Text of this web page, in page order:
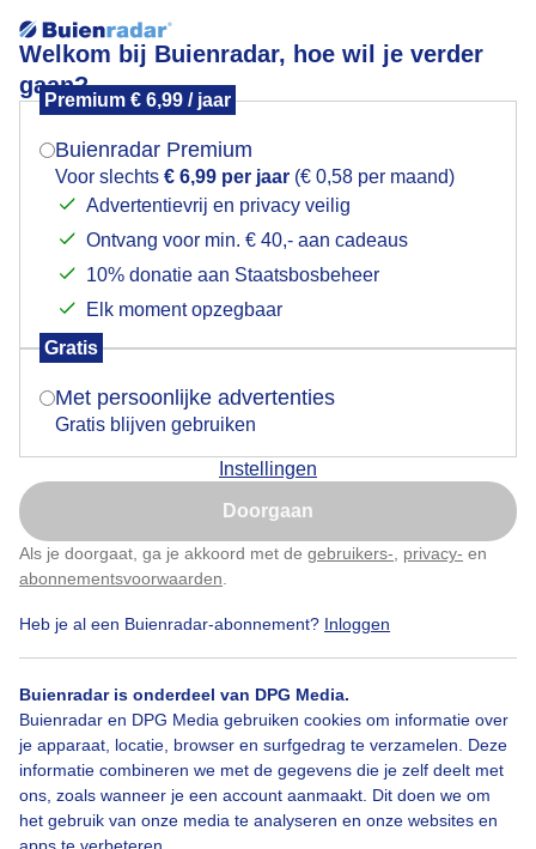
Welkom bij Buienradar, hoe wil je verder
gaan?
Premium € 6,99 / jaar
Buienradar Premium
Voor slechts € 6,99 per jaar (€ 0,58 per maand)
Advertentievrij en privacy veilig
Ontvang voor min. € 40,- aan cadeaus
10% donatie aan Staatsbosbeheer
Elk moment opzegbaar
Gratis
Met persoonlijke advertenties
Gratis blijven gebruiken
Instellingen
Doorgaan
Als je doorgaat, ga je akkoord met de gebruikers- privacy- en
abonnementsvoorwaarden
Heb je al een Buienradar-abonnement? Inloggen
Buienradar is onderdeel van DPG Media.
Buienradar en DPG Media gebruiken cookies om informatie over
je apparaat, locatie, browser en surfgedrag te verzamelen. Deze
informatie combineren we met de gegevens die je zelf deelt met
ons, zoals wanneer je een account aanmaakt. Dit doen we om
het gebruik van onze media te analyseren en onze websites en
apps te verbeteren.
Het is heerlijk langs de kust
Het is weer prachtig mooi strandweer. Vanaf boven is
de zee goed te zien. Je ziet de pieren en de stromingen.
Oppassen voor muien.
#strand Zomer Zon
Bekijk slideshow
Mogen we je locatie gebruiken voor het
Indien je hier nog geen akkoord op hebt gegeven,
verschijnt er zo een pop-up uit je browser waarin
Is goed, toon de popup
Nu niet, misschien later
Klik hierom dit aan te passen